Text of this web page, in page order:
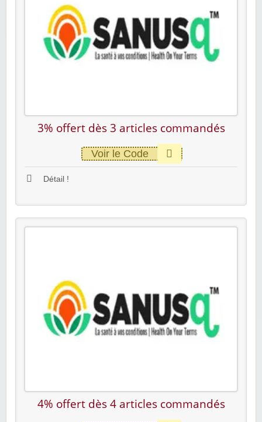
3% offert dès 3 articles commandés
Voir le Code
Détail !
4% offert dès 4 articles commandés